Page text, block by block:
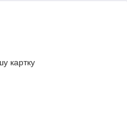
картку